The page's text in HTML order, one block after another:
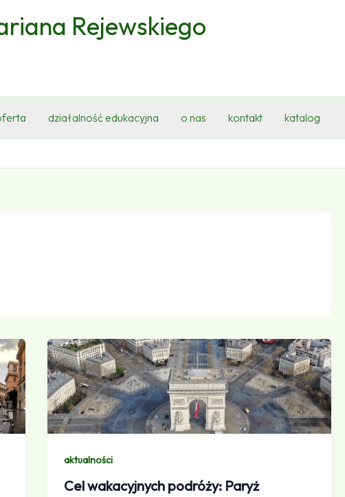
Rejewskiego
działalność edukacyjna o nas kontakt katalog
aktualności
Cel wakacyjnych podróży: Paryż